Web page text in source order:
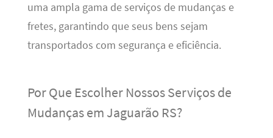
uma ampla gama de serviços de mudanças e
fretes, garantindo que seus bens sejam
transportados com segurança e eficiência.
Por Que Escolher Nossos Serviços de
Mudanças em Jaguarão RS?